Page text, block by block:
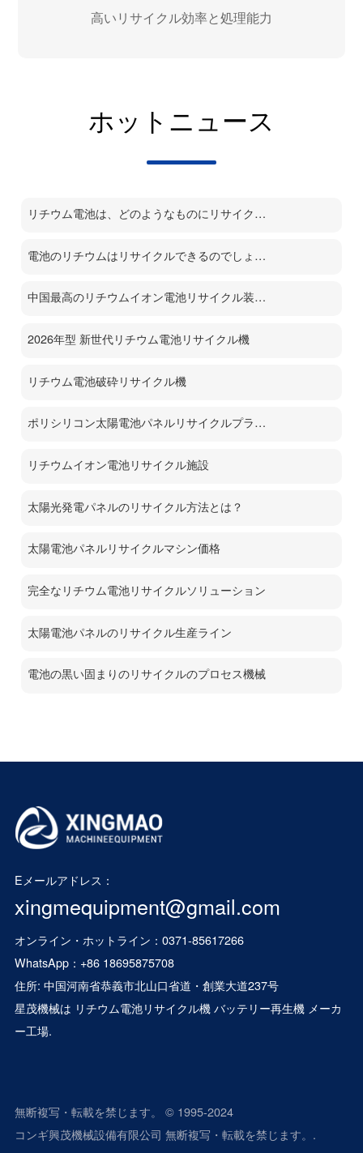
高いリサイクル効率と処理能力
ホットニュース
リチウム電池は、どのようなものにリサイクルされるのでしょうか？
電池のリチウムはリサイクルできるのでしょうか？
中国最高のリチウムイオン電池リサイクル装置メーカー
2026年型 新世代リチウム電池リサイクル機
リチウム電池破砕リサイクル機
ポリシリコン太陽電池パネルリサイクルプラント
リチウムイオン電池リサイクル施設
太陽光発電パネルのリサイクル方法とは？
太陽電池パネルリサイクルマシン価格
完全なリチウム電池リサイクルソリューション
太陽電池パネルのリサイクル生産ライン
電池の黒い固まりのリサイクルのプロセス機械
Eメールアドレス：
xingmequipment@gmail.com
オンライン・ホットライン：0371-85617266
WhatsApp： +86 18695875708
住所: 中国河南省恭義市北山口省道・創業大道237号
星茂機械は リチウム電池リサイクル機バッテリー再生機メーカ
ー工場.
無断複写・転載を禁じます。 © 1995-2024
コンギ興茂機械設備有限公司 無断複写・転載を禁じます。.